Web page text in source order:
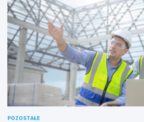
POZOSTAŁE